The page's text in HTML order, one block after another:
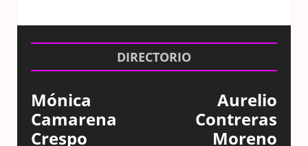
DIRECTORIO
Mónica
Camarena
Crespo
Aurelio
Contreras
Moreno